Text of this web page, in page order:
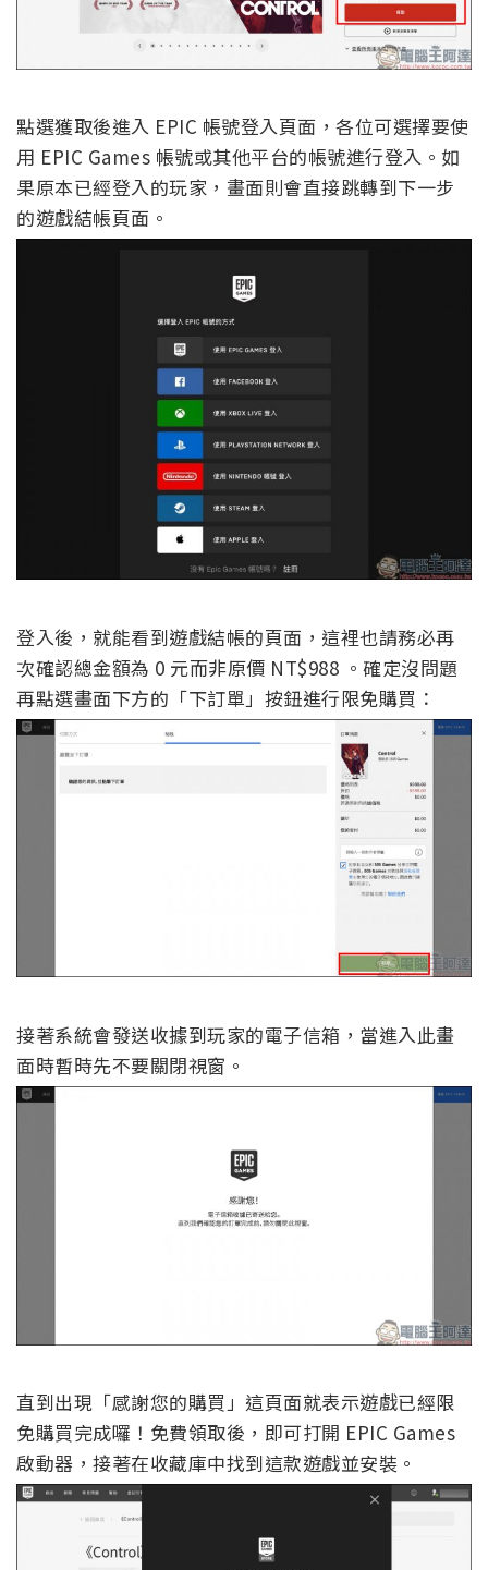
點選獲取後進入 EPIC 帳號登入頁面，各位可選擇要使
用 EPIC Games 帳號或其他平台的帳號進行登入。如
果原本已經登入的玩家，畫面則會直接跳轉到下一步
的遊戲結帳頁面。
登入後，就能看到遊戲結帳的頁面，這裡也請務必再
次確認總金額為 0 元而非原價 NT$988 。確定沒問題
再點選畫面下方的「下訂單」按鈕進行限免購買：
接著系統會發送收據到玩家的電子信箱，當進入此畫
面時暫時先不要關閉視窗。
直到出現「感謝您的購買」這頁面就表示遊戲已經限
免購買完成囉！免費領取後，即可打開 EPIC Games
啟動器，接著在收藏庫中找到這款遊戲並安裝。